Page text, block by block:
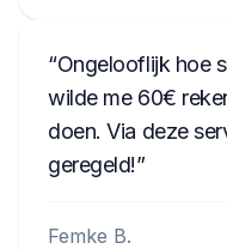
Ongelooflijk hoe
wilde me 60€
doen. Via deze
geregeld!
Femke B.